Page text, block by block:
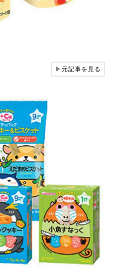
▶元記事を見る